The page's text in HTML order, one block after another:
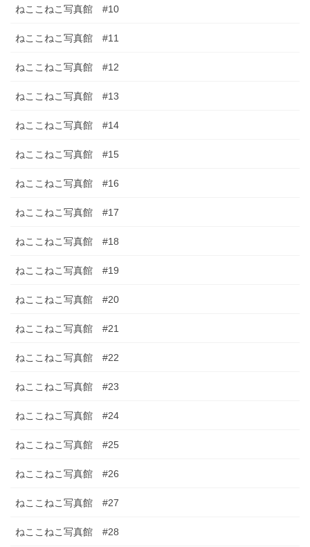
ねここねこ写真館 #10
ねここねこ写真館 #11
ねここねこ写真館 #12
ねここねこ写真館 #13
ねここねこ写真館 #14
ねここねこ写真館 #15
ねここねこ写真館 #16
ねここねこ写真館 #17
ねここねこ写真館 #18
ねここねこ写真館 #19
ねここねこ写真館 #20
ねここねこ写真館 #21
ねここねこ写真館 #22
ねここねこ写真館 #23
ねここねこ写真館 #24
ねここねこ写真館 #25
ねここねこ写真館 #26
ねここねこ写真館 #27
ねここねこ写真館 #28